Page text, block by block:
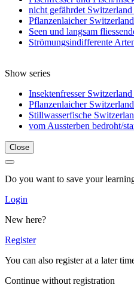
nicht gefährdet
Pflanzenlaicher
Seen und langsam
Strömungsindifferente
Show series
Insektenfresser
Pflanzenlaicher
Stillwasserfische
vom Aussterben bedroht/
Close
Do you want to save your
Login
New here?
Register
You can also register at a later
Continue without registration